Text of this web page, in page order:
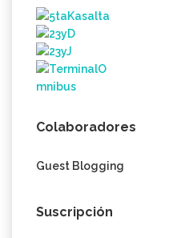
Colaboradores
Guest Blogging
Suscripción